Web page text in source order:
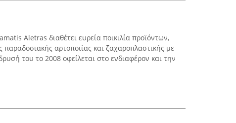
Aletras διαθέτει ευρεία ποικιλία προϊόντων,
παραδοσιακής αρτοποιίας και ζαχαροπλαστικής με
του το 2008 οφείλεται στο ενδιαφέρον και την